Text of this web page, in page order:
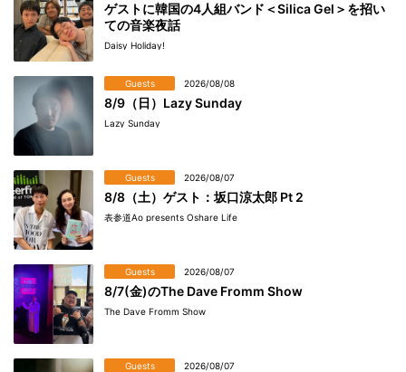
ゲストに韓国の4人組バンド＜Silica Gel＞を招い
ての音楽夜話
Daisy Holiday!
Guests 2026/08/08
8/9（日）Lazy Sunday
Lazy Sunday
Guests 2026/08/07
8/8（土）ゲスト：坂口涼太郎 Pt 2
表参道Ao presents Oshare Life
Guests 2026/08/07
8/7(金)のThe Dave Fromm Show
The Dave Fromm Show
Guests 2026/08/07